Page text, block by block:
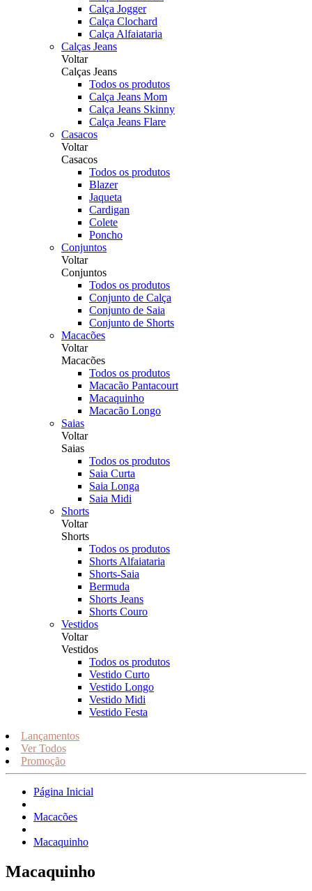
Calça Jogger
Calça Clochard
Calça Alfaiataria
Calças Jeans
Voltar
Calças Jeans
Todos os produtos
Calça Jeans Mom
Calça Jeans Skinny
Calça Jeans Flare
Casacos
Voltar
Casacos
Todos os produtos
Blazer
Jaqueta
Cardigan
Colete
Poncho
Conjuntos
Voltar
Conjuntos
Todos os produtos
Conjunto de Calça
Conjunto de Saia
Conjunto de Shorts
Macacões
Voltar
Macacões
Todos os produtos
Macacão Pantacourt
Macaquinho
Macacão Longo
Saias
Voltar
Saias
Todos os produtos
Saia Curta
Saia Longa
Saia Midi
Shorts
Voltar
Shorts
Todos os produtos
Shorts Alfaiataria
Shorts-Saia
Bermuda
Shorts Jeans
Shorts Couro
Vestidos
Voltar
Vestidos
Todos os produtos
Vestido Curto
Vestido Longo
Vestido Midi
Vestido Festa
Lançamentos
Ver Todos
Promoção
Página Inicial
Macacões
Macaquinho
Macaquinho